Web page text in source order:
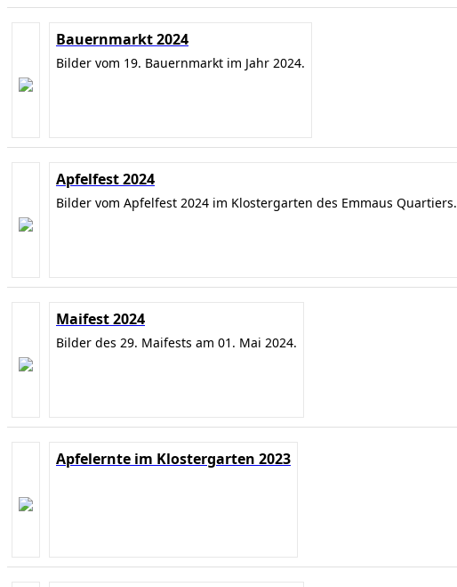
Bauernmarkt 2024
Bilder vom 19. Bauernmarkt im Jahr 2024.
Apfelfest 2024
Bilder vom Apfelfest 2024 im Klostergarten des Emmaus Quartiers.
Maifest 2024
Bilder des 29. Maifests am 01. Mai 2024.
Apfelernte im Klostergarten 2023